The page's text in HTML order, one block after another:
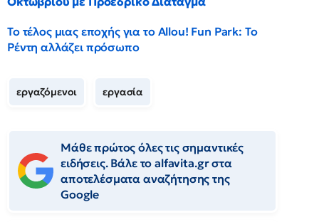
Το τέλος μιας εποχής για το Allou! Fun Park: Το
Ρέντη αλλάζει πρόσωπο
εργαζόμενοι εργασία
Μάθε πρώτος όλες τις σημαντικές
ειδήσεις. Βάλε το alfavita.gr στα
αποτελέσματα αναζήτησης της
Google